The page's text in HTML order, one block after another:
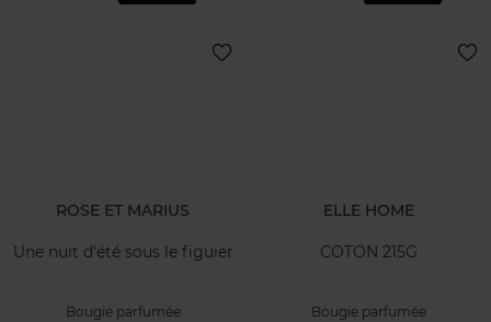
ROSE ET MARIUS
Une nuit d'été sous le figuier
Bougie parfumée
ELLE HOME
COTON 215G
Bougie parfumée